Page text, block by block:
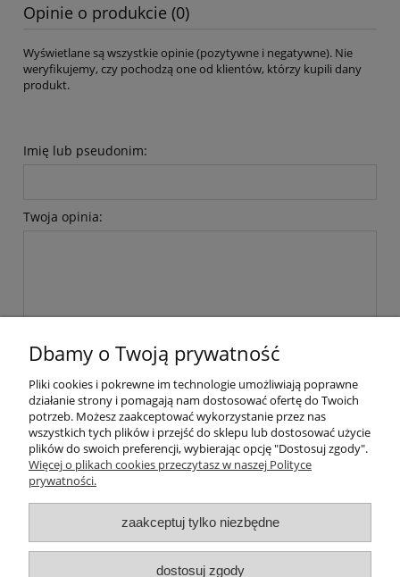
Opinie o produkcie (0)
Wyświetlane są wszystkie opinie (pozytywne i negatywne). Nie
weryfikujemy, czy pochodzą one od klientów, którzy kupili dany
produkt.
Imię lub pseudonim:
Twoja opinia:
Pomoc
Moje konto
Płatności i dostawa
Dbamy o Twoją prywatność
Pliki cookies i pokrewne im technologie umożliwiają poprawne
działanie strony i pomagają nam dostosować ofertę do Twoich
potrzeb. Możesz zaakceptować wykorzystanie przez nas
wszystkich tych plików i przejść do sklepu lub dostosować użycie
plików do swoich preferencji, wybierając opcję "Dostosuj zgody".
Więcej o plikach cookies przeczytasz w naszej Polityce
prywatności.
zaakceptuj tylko niezbędne
dostosuj zgody